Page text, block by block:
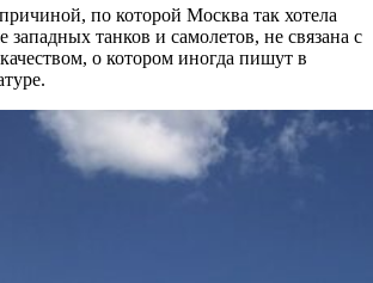
по которой Москва так хотела
западных танков и самолетов, не связана с
о котором иногда пишут в